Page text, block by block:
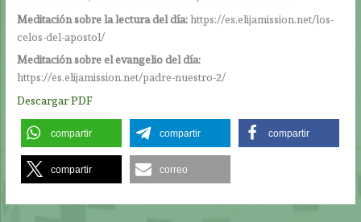
Meditación sobre la lectura del día:https://es.elijamission.net/los-
celos-del-apostol/
Meditación sobre el evangelio del día:
https://es.elijamission.net/padre-nuestro-2/
Descargar PDF
compartir compartir compartir
compartir correo